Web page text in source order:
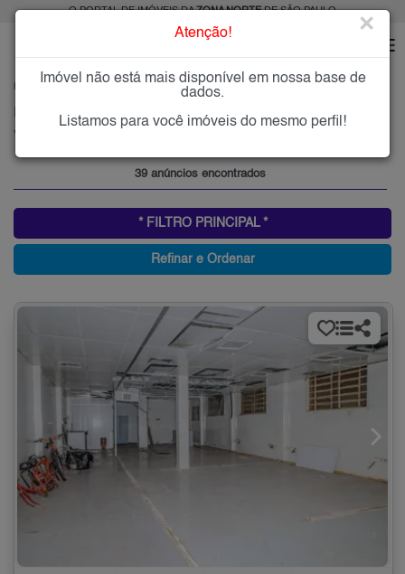
O PORTAL DE IMÓVEIS DAZONA NORTEDE SÃO PAULO
VILA AURORA (ZONA NORTE)
Vila Aurora (Zona Norte), Zona Norte
39 anúncios encontrados
* FILTRO PRINCIPAL *
Refinar e Ordenar
Atenção! ×
Imóvel não está mais disponível em nossa base de
dados.
Listamos para você imóveis do mesmo perfil!